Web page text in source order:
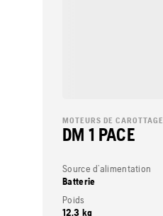
MOTEURS DE CAROTTAGE
DM 1 PACE
Source d’alimentation
Batterie
Poids
12,3 kg